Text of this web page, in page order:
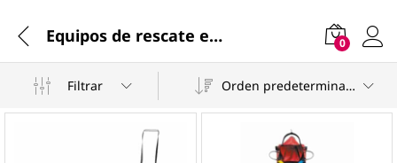
Equipos de rescate en altura 0
Filtrar Orden predeterminado